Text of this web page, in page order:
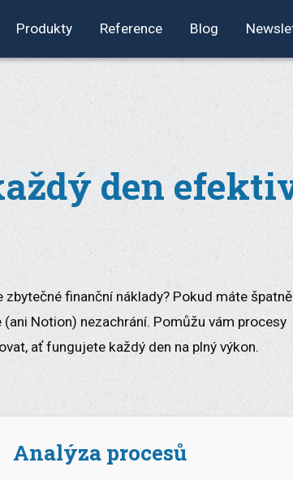
Produkty Reference Blog
den
finanční náklady? Pokud máte špatně
Notion) nezachrání. Pomůžu vám procesy
ať fungujete každý den na plný výkon.
Analýza procesů